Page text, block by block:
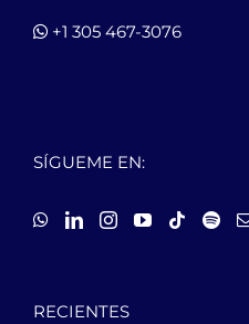
+1 305 467-3076
SÍGUEME EN:
RECIENTES